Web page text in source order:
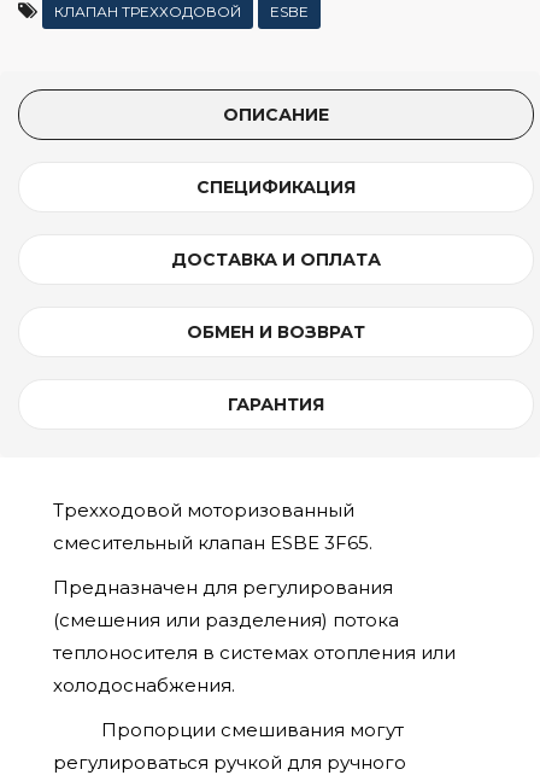
КЛАПАН ТРЕХХОДОВОЙ ESBE
ОПИСАНИЕ
СПЕЦИФИКАЦИЯ
ДОСТАВКА И ОПЛАТА
ОБМЕН И ВОЗВРАТ
ГАРАНТИЯ
Трехходовой моторизованный
смесительный клапан ESBE 3F65.
Предназначен для регулирования
(смешения или разделения) потока
теплоносителя в системах отопления или
холодоснабжения.
Пропорции смешивания могут
регулироваться ручкой для ручного